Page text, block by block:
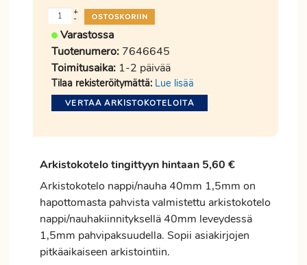
-
+
Varastossa
Tuotenumero: 7646645
Toimitusaika: 1-2 päivää
Tilaa rekisteröitymättä: Lue lisää
VERTAA ARKISTOKOTELOITA
Arkistokotelo tingittyyn hintaan 5,60 €
Arkistokotelo nappi/nauha 40mm 1,5mm on
hapottomasta pahvista valmistettu arkistokotelo
nappi/nauhakiinnityksellä 40mm leveydessä
1,5mm pahvipaksuudella. Sopii asiakirjojen
pitkäaikaiseen arkistointiin.